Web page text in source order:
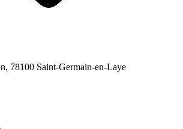
78100 Saint-Germain-en-Laye